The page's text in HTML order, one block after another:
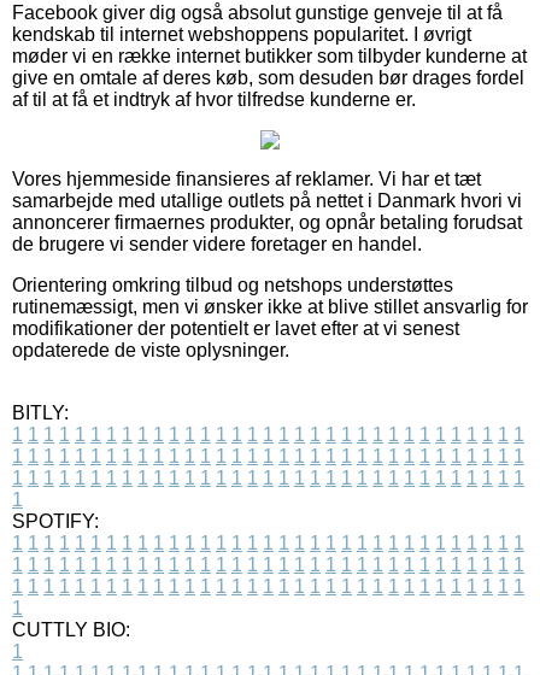
Facebook giver dig også absolut gunstige genveje til at få
kendskab til internet webshoppens popularitet. I øvrigt
møder vi en række internet butikker som tilbyder kunderne at
give en omtale af deres køb, som desuden bør drages fordel
af til at få et indtryk af hvor tilfredse kunderne er.
Vores hjemmeside finansieres af reklamer. Vi har et tæt
samarbejde med utallige outlets på nettet i Danmark hvori vi
annoncerer firmaernes produkter, og opnår betaling forudsat
de brugere vi sender videre foretager en handel.
Orientering omkring tilbud og netshops understøttes
rutinemæssigt, men vi ønsker ikke at blive stillet ansvarlig for
modifikationer der potentielt er lavet efter at vi senest
opdaterede de viste oplysninger.
BITLY:
1 1 1 1 1 1 1 1 1 1 1 1 1 1 1 1 1 1 1 1 1 1 1 1 1 1 1 1 1 1 1 1 1
1 1 1 1 1 1 1 1 1 1 1 1 1 1 1 1 1 1 1 1 1 1 1 1 1 1 1 1 1 1 1 1 1
1 1 1 1 1 1 1 1 1 1 1 1 1 1 1 1 1 1 1 1 1 1 1 1 1 1 1 1 1 1 1 1 1
1
SPOTIFY:
1 1 1 1 1 1 1 1 1 1 1 1 1 1 1 1 1 1 1 1 1 1 1 1 1 1 1 1 1 1 1 1 1
1 1 1 1 1 1 1 1 1 1 1 1 1 1 1 1 1 1 1 1 1 1 1 1 1 1 1 1 1 1 1 1 1
1 1 1 1 1 1 1 1 1 1 1 1 1 1 1 1 1 1 1 1 1 1 1 1 1 1 1 1 1 1 1 1 1
1
CUTTLY BIO:
1